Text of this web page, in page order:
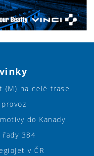
(M) na celé trase
do Kanady
řady 384
v ČR